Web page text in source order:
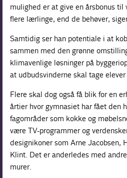
mulighed er at give en årsbonus
flere lærlinge, end de behøver,
Samtidig ser han potentiale i at
sammen med den grønne
klimavenlige løsninger på
at udbudsvinderne skal tage elever
Flere skal dog også få blik for en
årtier hvor gymnasiet har fået den
fagområder som kokke og
være TV-programmer og
designikoner som Arne Jacobsen,
Klint. Det er anderledes med
murer.